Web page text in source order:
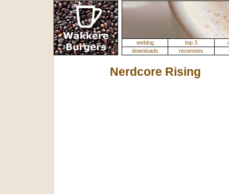
weblog top 3
downloads
recensies
Nerdcore Rising